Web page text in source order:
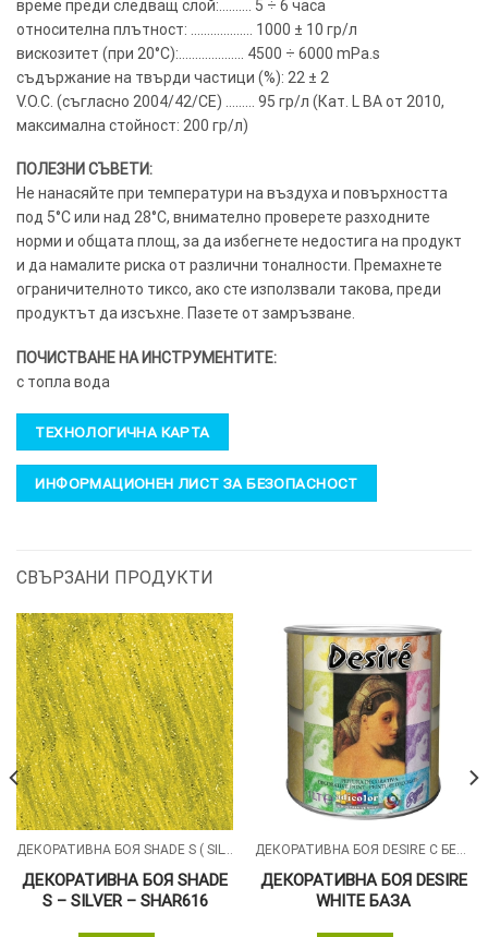
време преди следващ слой:………. 5 ÷ 6 часа
относителна плътност: ………………. 1000 ± 10 гр/л
вискозитет (при 20°C):……………….. 4500 ÷ 6000 mPa.s
съдържание на твърди частици (%): 22 ± 2
V.O.C. (съгласно 2004/42/CE) ……… 95 гр/л (Кат. L BA от 2010,
максимална стойност: 200 гр/л)
ПОЛЕЗНИ СЪВЕТИ:
Не нанасяйте при температури на въздуха и повърхността
под 5°C или над 28°C, внимателно проверете разходните
норми и общата площ, за да избегнете недостига на продукт
и да намалите риска от различни тоналности. Премахнете
ограничителното тиксо, ако сте използвали такова, преди
продуктът да изсъхне. Пазете от замръзване.
ПОЧИСТВАНЕ НА ИНСТРУМЕНТИТЕ:
с топла вода
ТЕХНОЛОГИЧНА КАРТА
ИНФОРМАЦИОНЕН ЛИСТ ЗА БЕЗОПАСНОСТ
СВЪРЗАНИ ПРОДУКТИ
ДЕКОРАТИВНА БОЯ SHADE S ( SILVER , GOLD , ALUMIN ) СЪС ПЕРЛЕН ПЯСЪЧЕН ЕФЕКТ
ДЕКОРАТИВНА БОЯ SHADE
S – SILVER – SHAR616
ДЕКОРАТИВНА БОЯ DESIRE С БЕЛИ СИЛИКОНОВИ ЧАСТИЦИ
ДЕКОРАТИВНА БОЯ DESIRE
WHITE БАЗА